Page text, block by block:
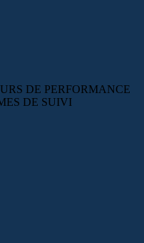
DE PERFORMANCE
DE SUIVI